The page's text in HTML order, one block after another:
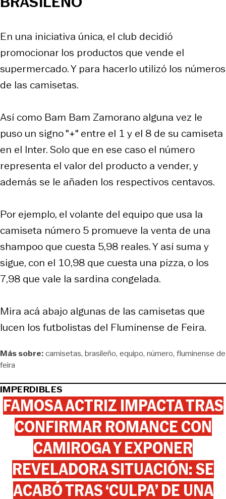
En una iniciativa única, el club decidió
promocionar los productos que vende el
supermercado. Y para hacerlo utilizó los números
de las camisetas.
Así como Bam Bam Zamorano alguna vez le
puso un signo "+" entre el 1 y el 8 de su camiseta
en el Inter. Solo que en ese caso el número
representa el valor del producto a vender, y
además se le añaden los respectivos centavos.
Por ejemplo, el volante del equipo que usa la
camiseta número 5 promueve la venta de una
shampoo que cuesta 5,98 reales. Y así suma y
sigue, con el 10,98 que cuesta una pizza, o los
7,98 que vale la sardina congelada.
Mira acá abajo algunas de las camisetas que
lucen los futbolistas del Fluminense de Feira.
Más sobre:camisetas brasileño equipo número fluminense de
feira
IMPERDIBLES
FAMOSA ACTRIZ IMPACTA TRAS
CONFIRMAR ROMANCE CON
CAMIROGA Y EXPONER
REVELADORA SITUACIÓN: SE
ACABÓ TRAS ‘CULPA’ DE UNA